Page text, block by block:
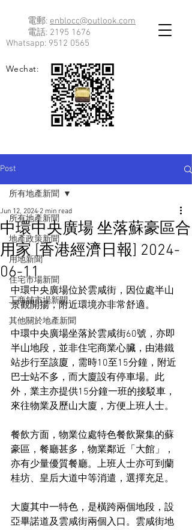
電郵: enblocc@outlook.com
電話: 2195 1676
Whatsapp: 9512 0565
Wechat:
Post
所有地產新聞
地產政策新聞
用地新聞
住宅市場新聞
工商舖市場新聞
其他關於地產新聞
所有地產新聞
中環中央廣場 坐落蘇豪區合
用家 [香港經濟日報] 2024-
06-11
Jun 12, 2024 2 min read
中環中央廣場位於雲咸街，因位處半山
景觀開揚，附近環境亦非常舒適。
中環中央廣場坐落於雲咸街60號，亦即
半山地段，並非住宅商業心臟，由港鐵
站步行至該廈，需時10至15分鐘，附近
巴士站不多，而大廈設有停車場。此
外，業主亦提供15分鐘一班的接駁車，
來往物業及歷山大廈，方便上班人士。
餐飲方面，物業位處特色餐飲聚集的蘇
豪區，餐廳甚多，物業鄰近「大館」，
亦有少量優質餐廳。上班人士亦可到蘭
桂坊、皇后大道中等消遣，選擇充足。
大廈其中一特色，是橫跨兩個地段，設
亞畢諾道及雲咸街兩個入口。雲咸街地